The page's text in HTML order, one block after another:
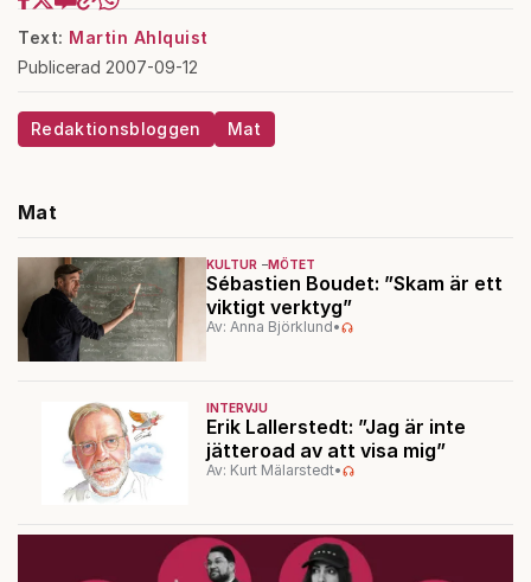
Text: Martin Ahlquist
Publicerad 2007-09-12
Redaktionsbloggen Mat
Mat
KULTUR MÖTET
Sébastien Boudet: ”Skam är ett
viktigt verktyg”
Av: Anna Björklund•
INTERVJU
Erik Lallerstedt: ”Jag är inte
jätteroad av att visa mig”
Av: Kurt Mälarstedt•